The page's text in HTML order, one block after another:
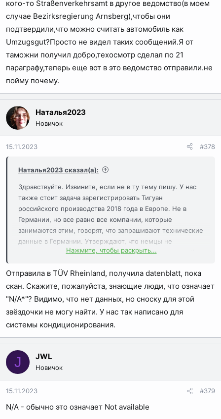
кого-то Straßenverkehrsamt в другое ведомство(в моем
случае Bezirksregierung Arnsberg),чтобы они
подтвердили,что можно считать автомобиль как
Umzugsgut?Просто не видел таких сообщений.Я от
таможни получил добро,техосмотр сделал по 21
параграфу,теперь еще вот в это ведомство отправили.не
пойму почему.
Наталья2023
Новичок
15.11.2023 #378
Наталья2023 сказал(а):
Здравствуйте. Извините, если не в ту тему пишу. У нас
также стоит задача зарегистрировать Тигуан
российского производства 2018 года в Европе. Не в
Германии, но все равно все компании, которые
занимаются этим, говорят, что запрашивают технические
данные в Германии. Утверждают, что немцы не
отвечают, что не делают для машин из России, и т.д. Как
и возникла мысль самим запросить данные в Германии,
думаю, что эти данные это и есть datenblatt.
Все документы, которые перечислены в начале темы, в
По почте запросили в TUV SUD, они пока не отказали, но
отправили делать заказ в их интернет магазине. Там
нужен немецкий почтовый адрес, а у нас нет его. В
связи с этим вопрос, скажите пожалуйста, для чего
нужен адрес? Просто чтобы на него пришёл сам
документ или ещё для чего-то? Можно просто указать
адрес знакомых?
Нажмите, чтобы раскрыть...
Отправила в TÜV Rheinland, получила datenblatt, пока
скан. Скажите, пожалуйста, знающие люди, что означает
"N/A*"? Видимо, что нет данных, но сноску для этой
звёздочки не могу найти. У нас так написано для
системы кондиционирования.
J JWL
Новичок
15.11.2023 #379
N/A - обычно это означает Not available